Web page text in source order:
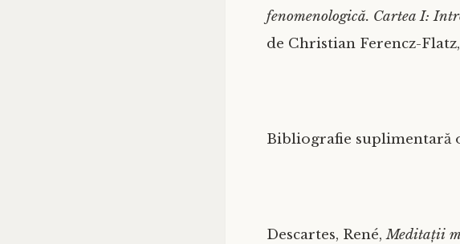
fenomenologică. Cartea I:
de Christian Ferencz-
Bibliografie suplimentară
Descartes, René,Meditații